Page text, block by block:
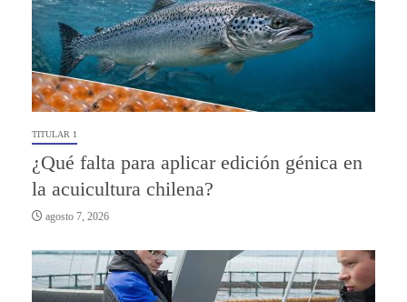
TITULAR 1
¿Qué falta para aplicar edición génica en
la acuicultura chilena?
agosto 7, 2026